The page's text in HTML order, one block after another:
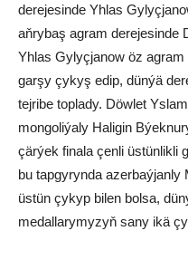
derejesinde Yhlas
aňrybaş agram derejesinde
Yhlas Gylyçjanow öz
garşy çykyş edip, dünýä
tejribe toplady. Döwlet
mongoliýaly Haligin
çärýek finala çenli üstünlikli
bu tapgyrynda azerbaýjanly
üstün çykyp bilen bolsa,
medallarymyzyň sany ikä